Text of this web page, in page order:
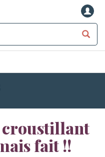
croustillant
fait !!